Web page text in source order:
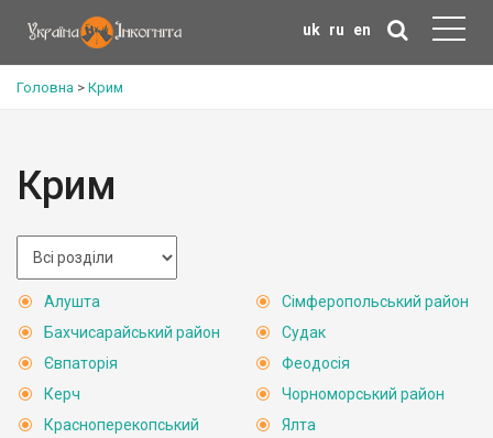
uk ru en
Головна > Крим
Крим
Алушта
Бахчисарайський район
Євпаторія
Керч
Красноперекопський
Сімферопольський район
Судак
Феодосія
Чорноморський район
Ялта